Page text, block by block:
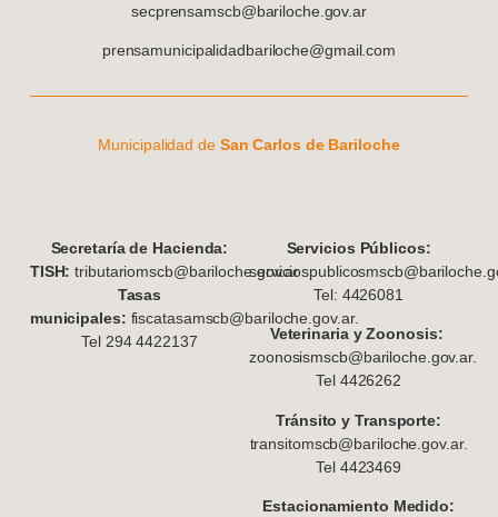
secprensamscb@bariloche.gov.ar
prensamunicipalidadbariloche@gmail.com
Municipalidad deSan Carlos de Bariloche
Secretaría de Hacienda:
TISH: tributariomscb@bariloche.gov.ar
Tasas
municipales: fiscatasamscb@bariloche.gov.ar.
Tel 294 4422137
Servicios Públicos:
Tel: 4426081
Veterinaria y Zoonosis:
zoonosismscb@bariloche.gov.ar.
Tel 4426262
Tránsito y Transporte:
transitomscb@bariloche.gov.ar.
Tel 4423469
Estacionamiento Medido: